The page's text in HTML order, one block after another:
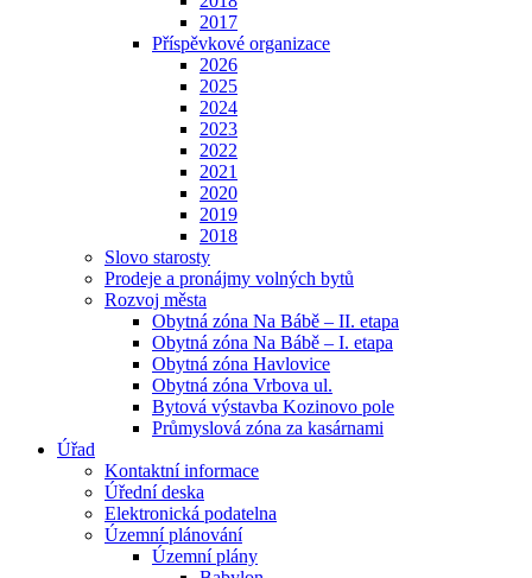
2017
Příspěvkové organizace
2026
2025
2024
2023
2022
2021
2020
2019
2018
Slovo starosty
Prodeje a pronájmy volných bytů
Rozvoj města
Obytná zóna Na Bábě – II. etapa
Obytná zóna Na Bábě – I. etapa
Obytná zóna Havlovice
Obytná zóna Vrbova ul.
Bytová výstavba Kozinovo pole
Průmyslová zóna za kasárnami
Úřad
Kontaktní informace
Úřední deska
Elektronická podatelna
Územní plánování
Územní plány